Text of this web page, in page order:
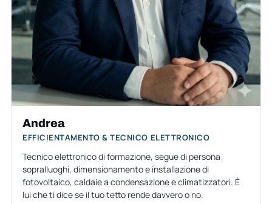
Andrea
EFFICIENTAMENTO & TECNICO ELETTRONICO
Tecnico elettronico di formazione, segue di persona
sopralluoghi, dimensionamento e installazione di
fotovoltaico, caldaie a condensazione e climatizzatori. È
lui che ti dice se il tuo tetto rende davvero o no.